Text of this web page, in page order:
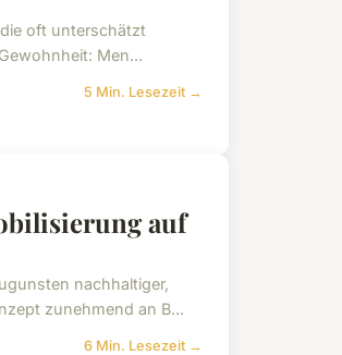
oft unterschätzt
Men...
5 Min. Lesezeit →
auf
nachhaltiger,
zunehmend an B...
6 Min. Lesezeit →